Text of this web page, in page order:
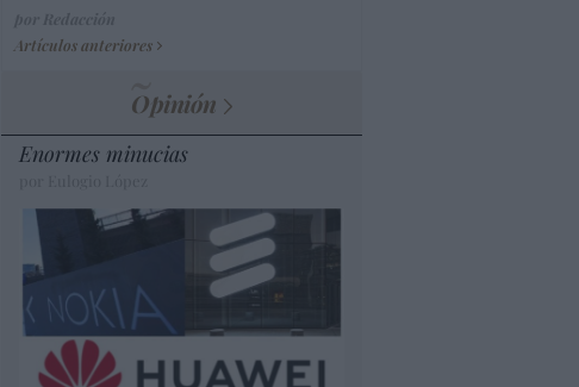
Artículos anteriores
Opinión
Enormes minucias